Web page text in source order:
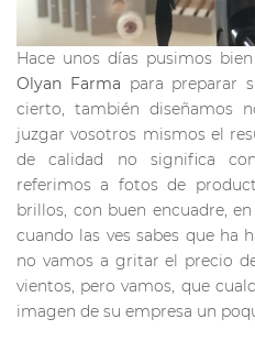
Hace unos días pusimos
Olyan Farma para preparar
cierto, también diseñamos
juzgar vosotros mismos el
de calidad no significa
referimos a fotos de
brillos, con buen encuadre,
cuando las ves sabes que ha
no vamos a gritar el precio
vientos, pero vamos, que
imagen de su empresa un